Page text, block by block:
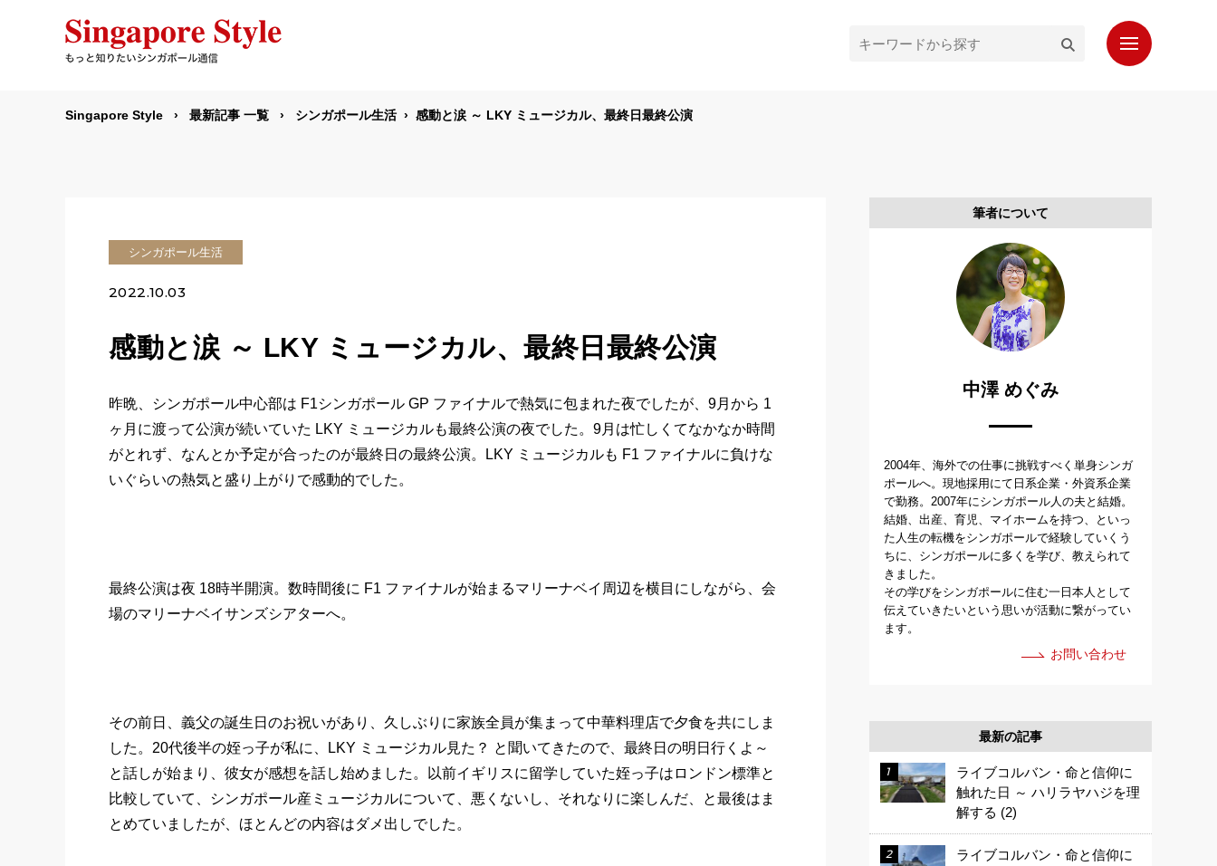
もっと知りたいシンガポール通信
お問い合わせ
Singapore Style 最新記事 一覧 シンガポール生活 感動と涙 ～ LKY ミュージカル、最終日最終公演
シンガポール生活
2022.10.03
感動と涙 ～ LKY ミュージカル、最終日最終公演
昨晩、シンガポール中心部は F1シンガポール GP ファイナルで熱気に包まれた夜でしたが、9月から 1
ヶ月に渡って公演が続いていた LKY ミュージカルも最終公演の夜でした。9月は忙しくてなかなか時間
がとれず、なんとか予定が合ったのが最終日の最終公演。LKY ミュージカルも F1 ファイナルに負けな
いぐらいの熱気と盛り上がりで感動的でした。
最終公演は夜 18時半開演。数時間後に F1 ファイナルが始まるマリーナベイ周辺を横目にしながら、会
場のマリーナベイサンズシアターへ。
その前日、義父の誕生日のお祝いがあり、久しぶりに家族全員が集まって中華料理店で夕食を共にしま
した。20代後半の姪っ子が私に、LKY ミュージカル見た？ と聞いてきたので、最終日の明日行くよ～
と話しが始まり、彼女が感想を話し始めました。以前イギリスに留学していた姪っ子はロンドン標準と
比較していて、シンガポール産ミュージカルについて、悪くないし、それなりに楽しんだ、と最後はま
とめていましたが、ほとんどの内容はダメ出しでした。
筆者について
中澤 めぐみ
2004年、海外での仕事に挑戦すべく単身シンガ
ポールへ。現地採用にて日系企業・外資系企業
で勤務。2007年にシンガポール人の夫と結婚。
結婚、出産、育児、マイホームを持つ、といっ
た人生の転機をシンガポールで経験していくう
ちに、シンガポールに多くを学び、教えられて
きました。
その学びをシンガポールに住む一日本人として
伝えていきたいという思いが活動に繋がってい
ます。
お問い合わせ
最新の記事
ライブコルバン・命と信仰に
触れた日 ～ ハリラヤハジを理
解する (2)
ライブコルバン・命と信仰に